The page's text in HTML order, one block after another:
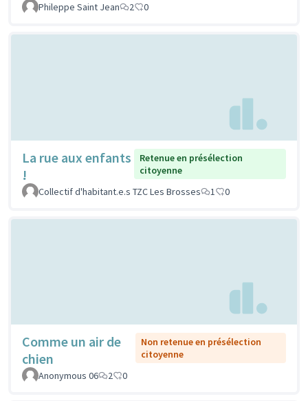
Phileppe Saint Jean
2 0
La rue aux enfants
!
Retenue en présélection
citoyenne
Collectif d'habitant.e.s TZC Les Brosses
1 0
Comme un air de
chien
Non retenue en présélection
citoyenne
Anonymous 06
2 0